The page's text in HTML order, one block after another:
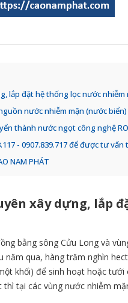
lắp đặt hệ thống lọc nước
nước nhiễm mặn (nước biển)
thành nước ngọt công nghệ RO
- 0907.839.717 để được tư vấn
NAM PHÁT
xây dựng, lắp
bằng sông Cửu Long và
qua, hàng trăm nghìn
khối) để sinh hoạt hoặc
tại các vùng nước nhiễm